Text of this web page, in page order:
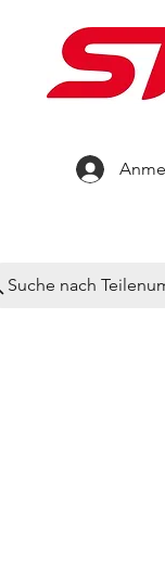
Suche nach